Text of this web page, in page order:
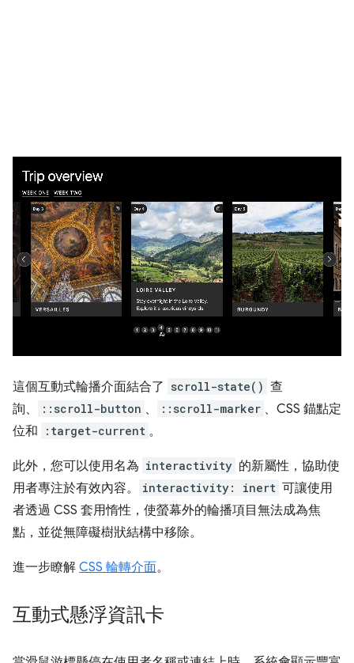
這個互動式輪播介面結合了 scroll-state() 查
詢、
::scroll-button 、 ::scroll-marker 、CSS 錨點定
位和
:target-current 。
此外，您可以使用名為 interactivity 的新屬性，協助使
用者專注於有效內容。
interactivity: inert 可讓使用
者透過 CSS 套用惰性，使螢幕外的輪播項目無法成為焦
點，並從無障礙樹狀結構中移除。
進一步瞭解 CSS 輪轉介面。
互動式懸浮資訊卡